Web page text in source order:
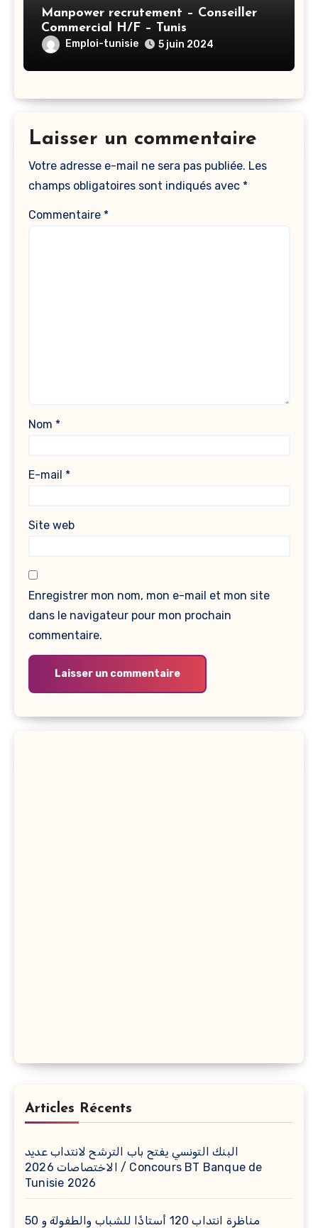
Manpower recrutement – Conseiller
Commercial H/F – Tunis
Emploi-tunisie 5 juin 2024
Laisser un commentaire
Votre adresse e-mail ne sera pas publiée. Les
champs obligatoires sont indiqués avec *
Commentaire *
Nom *
E-mail *
Site web
Enregistrer mon nom, mon e-mail et mon site
dans le navigateur pour mon prochain
commentaire.
Articles Récents
البنك التونسي يفتح باب الترشح لانتداب عديد
الاختصاصات 2026 / Concours BT Banque de
Tunisie 2026
مناظرة انتداب 120 أستاذًا للشباب والطفولة و 50